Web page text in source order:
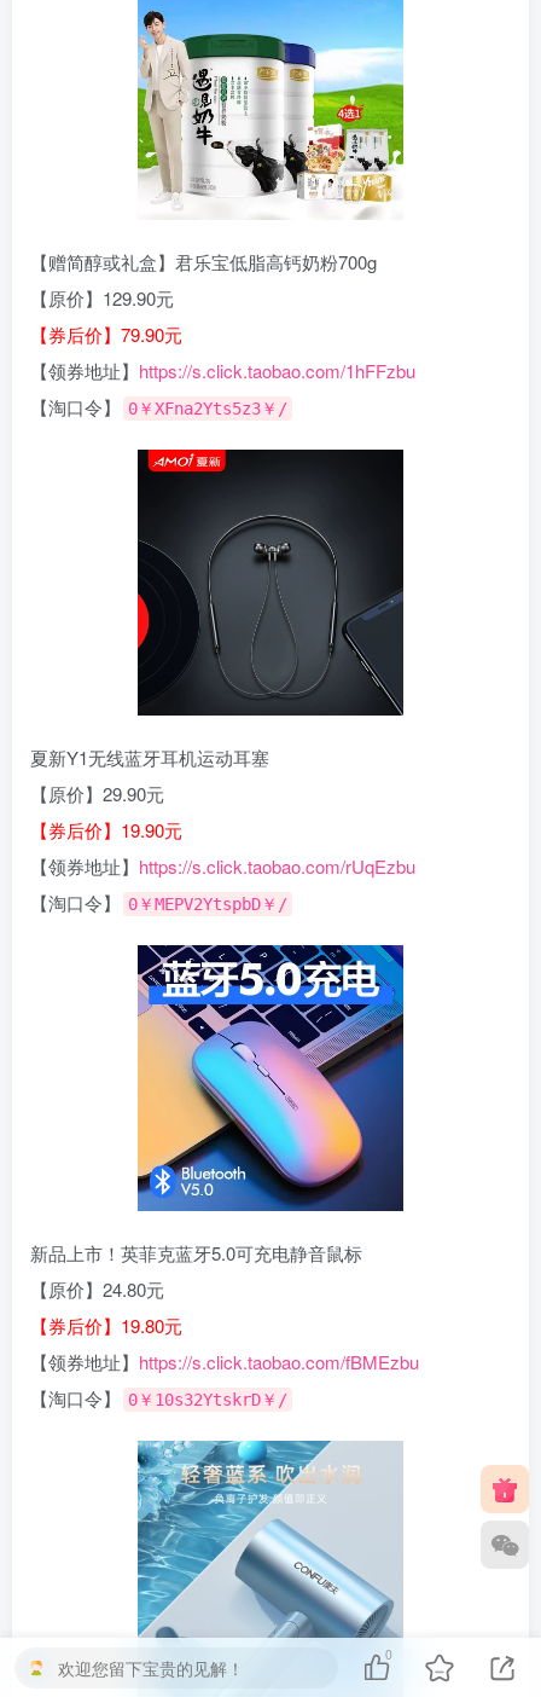
【赠简醇或礼盒】君乐宝低脂高钙奶粉700g
【原价】129.90元
【券后价】79.90元
【领券地址】 https://s.click.taobao.com/1hFFzbu
【淘口令】
0￥XFna2Yts5z3￥/
夏新Y1无线蓝牙耳机运动耳塞
【原价】29.90元
【券后价】19.90元
【领券地址】 https://s.click.taobao.com/rUqEzbu
【淘口令】
0￥MEPV2YtspbD￥/
新品上市！英菲克蓝牙5.0可充电静音鼠标
【原价】24.80元
【券后价】19.80元
【领券地址】 https://s.click.taobao.com/fBMEzbu
【淘口令】
0￥10s32YtskrD￥/
欢迎您留下宝贵的见解！
0